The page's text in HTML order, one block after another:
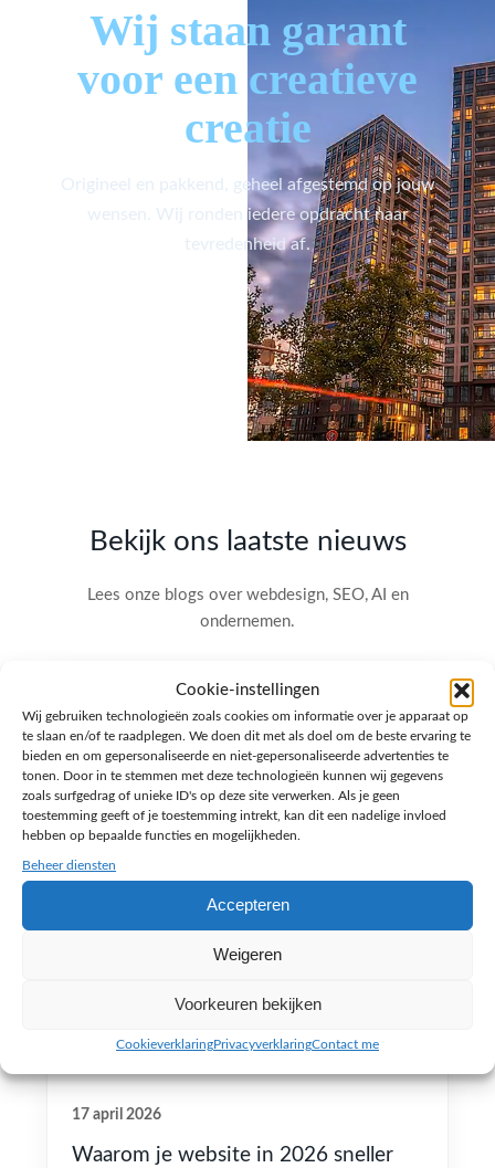
Cookie-instellingen
Wij gebruiken technologieën zoals cookies om informatie over je apparaat op
te slaan en/of te raadplegen. We doen dit met als doel om de beste ervaring te
bieden en om gepersonaliseerde en niet-gepersonaliseerde advertenties te
tonen. Door in te stemmen met deze technologieën kunnen wij gegevens
zoals surfgedrag of unieke ID's op deze site verwerken. Als je geen
toestemming geeft of je toestemming intrekt, kan dit een nadelige invloed
hebben op bepaalde functies en mogelijkheden.
Beheer diensten
Accepteren
Weigeren
Voorkeuren bekijken
CookieverklaringPrivacyverklaringContact me
Wij staan garant
voor een creatieve
creatie
Origineel en pakkend, geheel afgestemd op jouw
wensen. Wij ronden iedere opdracht naar
tevredenheid af.
Bekijk ons laatste nieuws
Lees onze blogs over webdesign, SEO, AI en
ondernemen.
17 april 2026
Waarom je website in 2026 sneller